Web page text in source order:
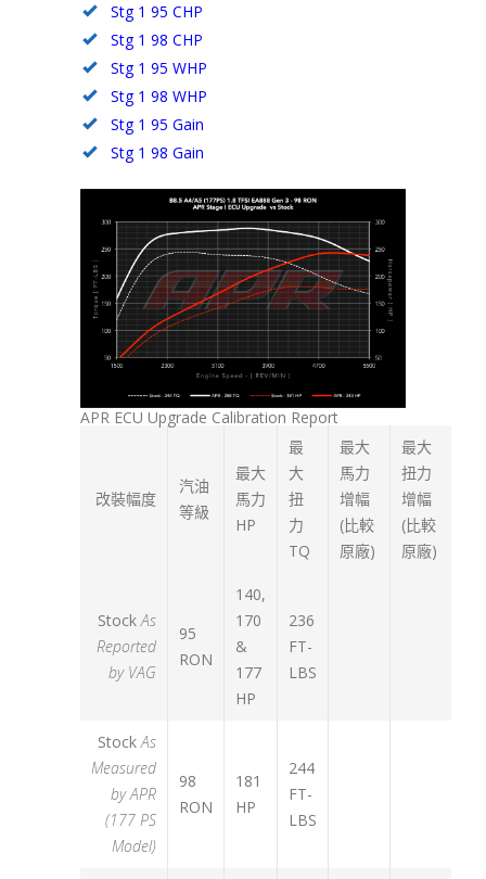
Stg 1 95 CHP
Stg 1 98 CHP
Stg 1 95 WHP
Stg 1 98 WHP
Stg 1 95 Gain
Stg 1 98 Gain
APR ECU Upgrade Calibration Report
改裝幅度
汽油
等級
最大
馬力
HP
最
大
扭
力
TQ
最大
馬力
增幅
(比較
原廠)
最大
扭力
增幅
(比較
原廠)
Stock As
Reported
by VAG
95
RON
140,
170
&
177
HP
236
FT-
LBS
Stock As
Measured
by APR
(177 PS
Model)
98
RON
181
HP
244
FT-
LBS